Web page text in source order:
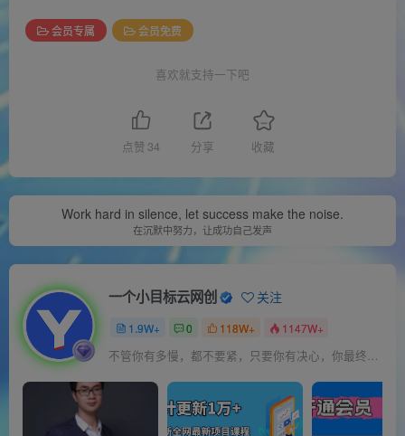
会员专属 会员免费
喜欢就支持一下吧
点赞 34 分享 收藏
Work hard in silence, let success make the noise.
在沉默中努力，让成功自己发声
一个小目标云网创 关注
1.9W+ 0 118W+ 1147W+
不管你有多慢，都不要紧，只要你有决心，你最终都会到达想去的地方